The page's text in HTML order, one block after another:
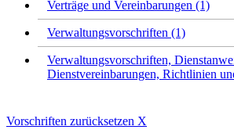
Verträge und Vereinbarungen (1)
Verwaltungsvorschriften (1)
Verwaltungsvorschriften,
Dienstvereinbarungen, Richtlinien
Vorschriften zurücksetzen X